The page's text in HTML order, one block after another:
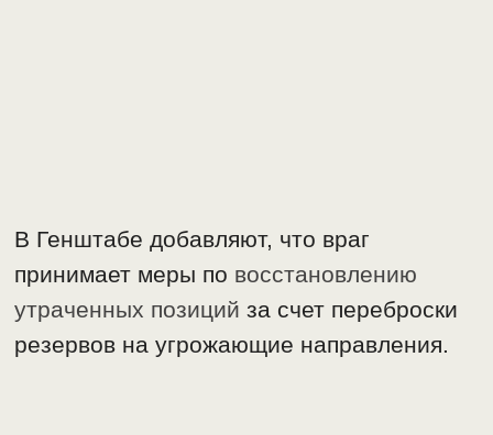
В Генштабе добавляют, что враг
принимает меры по восстановлению
утраченных позиций за счет переброски
резервов на угрожающие направления.